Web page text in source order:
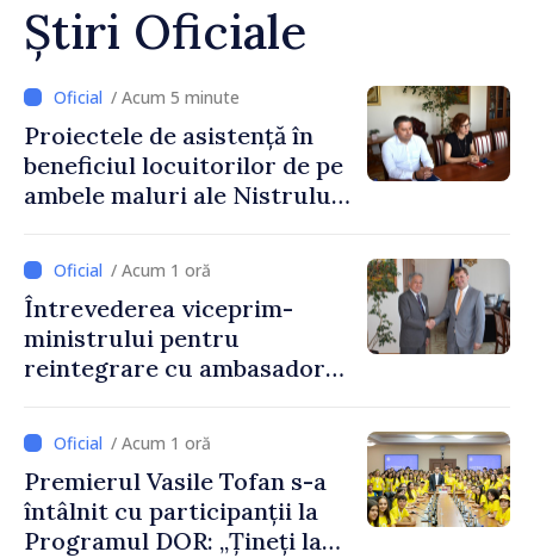
Știri Oficiale
/ Acum 5 minute
Proiectele de asistență în
beneficiul locuitorilor de pe
ambele maluri ale Nistrului
viceprim-ministrului cu
reprezentanta rezidentă a
PNUD în Republica Moldova,
Daniela Gasparikova
/ Acum 1 oră
Întrevederea viceprim-
ministrului pentru
reintegrare cu ambasadorul
Moldova
/ Acum 1 oră
Premierul Vasile Tofan s-a
întâlnit cu participanții la
Programul DOR: „Țineți la